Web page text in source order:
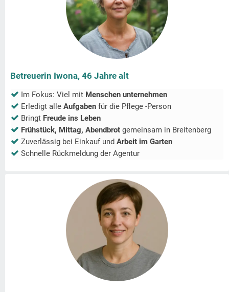
Betreuerin Iwona, 46 Jahre alt
Im Fokus: Viel mit Menschen unternehmen
Erledigt alle Aufgaben für die Pflege -Person
Bringt Freude ins Leben
Frühstück, Mittag, Abendbrot gemeinsam in Breitenberg
Zuverlässig bei Einkauf und Arbeit im Garten
Schnelle Rückmeldung der Agentur